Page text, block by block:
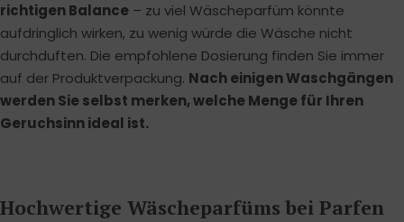
richtigen Balance – zu viel Wäscheparfüm könnte
aufdringlich wirken, zu wenig würde die Wäsche nicht
durchduften. Die empfohlene Dosierung finden Sie immer
auf der Produktverpackung. Nach einigen Waschgängen
werden Sie selbst merken, welche Menge für Ihren
Geruchsinn ideal ist.
Hochwertige Wäscheparfüms bei Parfen